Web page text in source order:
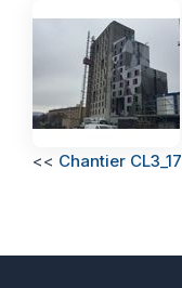
<< Chantier CL3_17